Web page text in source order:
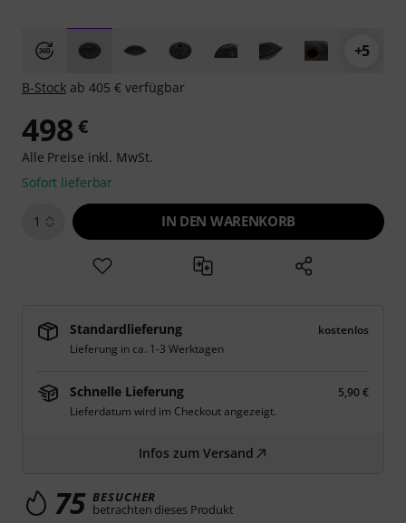
+5
B-Stock ab 405 € verfügbar
498 €
Alle Preise inkl. MwSt.
Sofort lieferbar
1 IN DEN WARENKORB
Standardlieferung
kostenlos
Lieferung in ca. 1-3 Werktagen
Schnelle Lieferung
5,90 €
Lieferdatum wird im Checkout angezeigt.
Infos zum Versand
75 BESUCHER
betrachten dieses Produkt